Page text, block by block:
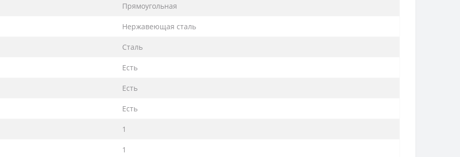
Прямоугольная
Нержавеющая сталь
Сталь
Есть
Есть
Есть
1
1